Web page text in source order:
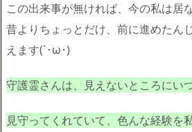
この出来事が無ければ、今の私は居
昔よりちょっとだけ、前に進めたん
えます(`･ω･)ゞ
守護霊さんは、見えないところにい
見守ってくれていて、色んな経験を